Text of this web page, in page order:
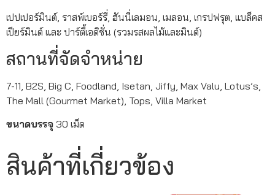
เปปเปอร์มินต์, ราสพ์เบอร์รี่, ฮันนี่เลมอน, เมลอน, เกรปฟรุต, แบล็คส
เปียร์มินต์ และ ปาร์ตี้เอดิชั่น (รวมรสผลไม้และมินต์)
สถานที่จัดจำหน่าย
7-11, B2S, Big C, Foodland, Isetan, Jiffy, Max Valu, Lotus’s,
The Mall (Gourmet Market), Tops, Villa Market
ขนาดบรรจุ 30 เม็ด
สินค้าที่เกี่ยวข้อง